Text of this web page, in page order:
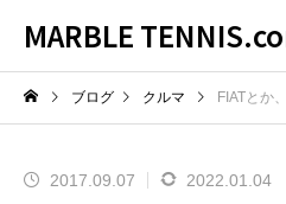
MARBLE
ブログ クルマ FIATとか
2017.09.07 2022.01.04